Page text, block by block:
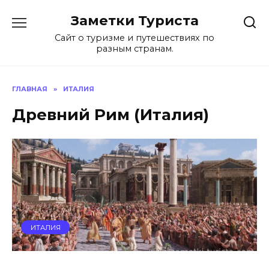
содержанию
Заметки Туриста
Сайт о туризме и путешествиях по
разным странам.
ГЛАВНАЯ » ИТАЛИЯ
Древний Рим (Италия)
ИТАЛИЯ